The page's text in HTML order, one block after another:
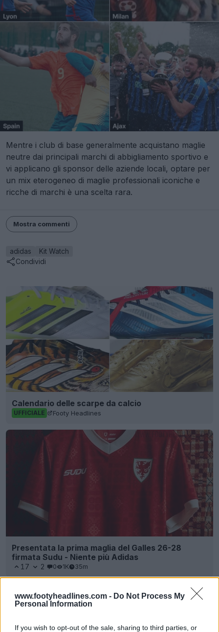
www.footyheadlines.com - Do Not Process My
Personal Information
If you wish to opt-out of the sale, sharing to third parties, or
Mentre i club di base generalmente acquistano maglie
neutre dai principali marchi di abbigliamento sportivo e
vi applicano gli sponsor delle aziende locali, optare per
un mix eterogeneo di maglie professionali iconiche e
ricche di marchi è una scelta rara.
Mostra commenti
adidas
Kit Watch
Condividi
Calendario delle scarpe da calcio
UFFICIALE Footy Headlines
Presentata la prima maglia del Galles 26-28
firmata Sudu - Niente più Adidas
17 2 0 1K 35m